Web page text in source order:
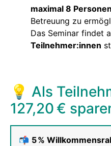
maximal 8 Personen
Betreuung zu
Das Seminar findet
Teilnehmer:innen
💡 Als
127,20 €
📬 5 %